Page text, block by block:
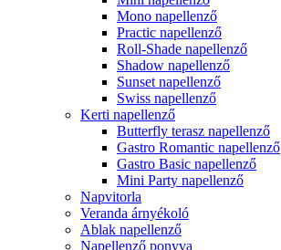
Mono napellenző
Practic napellenző
Roll-Shade napellenző
Shadow napellenző
Sunset napellenző
Swiss napellenző
Kerti napellenző
Butterfly terasz napellenző
Gastro Romantic napellenző
Gastro Basic napellenző
Mini Party napellenző
Napvitorla
Veranda árnyékoló
Ablak napellenző
Napellenző ponyva